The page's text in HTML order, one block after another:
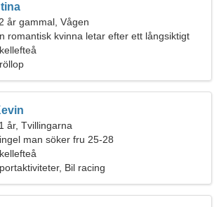
år gammal, Vågen
romantisk kvinna letar efter ett långsiktigt
år, Tvillingarna
man söker fru 25-28
Bil racing